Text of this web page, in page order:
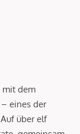
mit dem
– eines der
über elf